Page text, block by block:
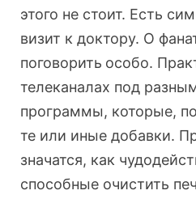
этого не стоит. Есть
визит к доктору. О
поговорить особо.
телеканалах под
программы, которые,
те или иные добавки.
значатся, как
способные очистить